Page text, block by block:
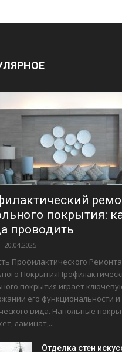
покрытия:
проводить
- 20.04.2025
Профилактического Ремонта
покрытия играет
его функциональности и
вида. Напольные
ламинат,...
Отделка стен